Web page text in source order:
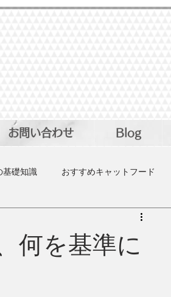
お問い合わせ Blog
基礎知識 おすすめキャットフード
おすすめ猫のおやつ
何を基準に